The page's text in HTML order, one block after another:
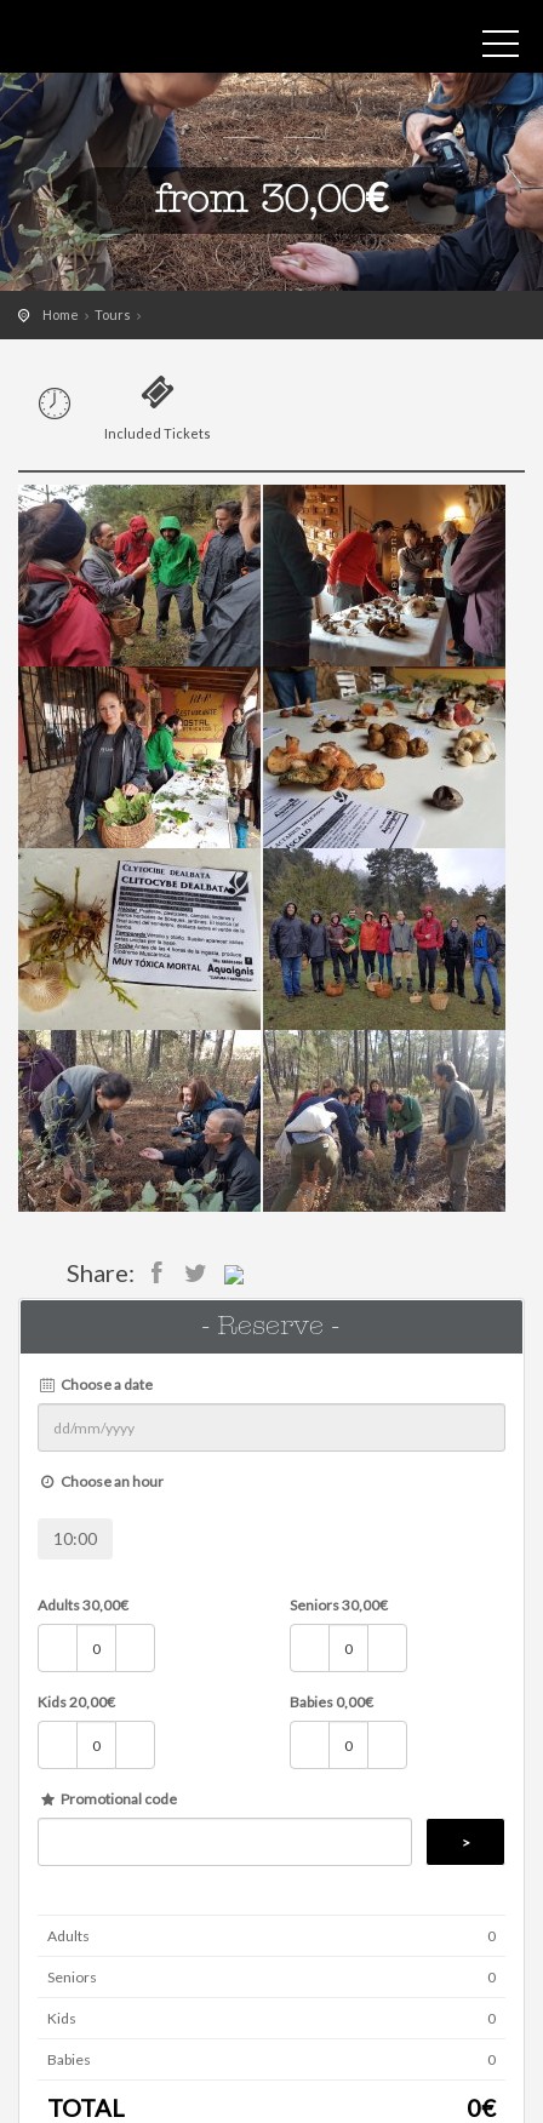
from 30,00€
Home Tours
Included Tickets
Share:
- Reserve -
Choose a date
Choose an hour
10:00
Adults30,00€ Seniors30,00€
Kids20,00€ Babies 0,00€
Promotional code
Adults 0
Seniors 0
Kids 0
Babies 0
TOTAL 0€